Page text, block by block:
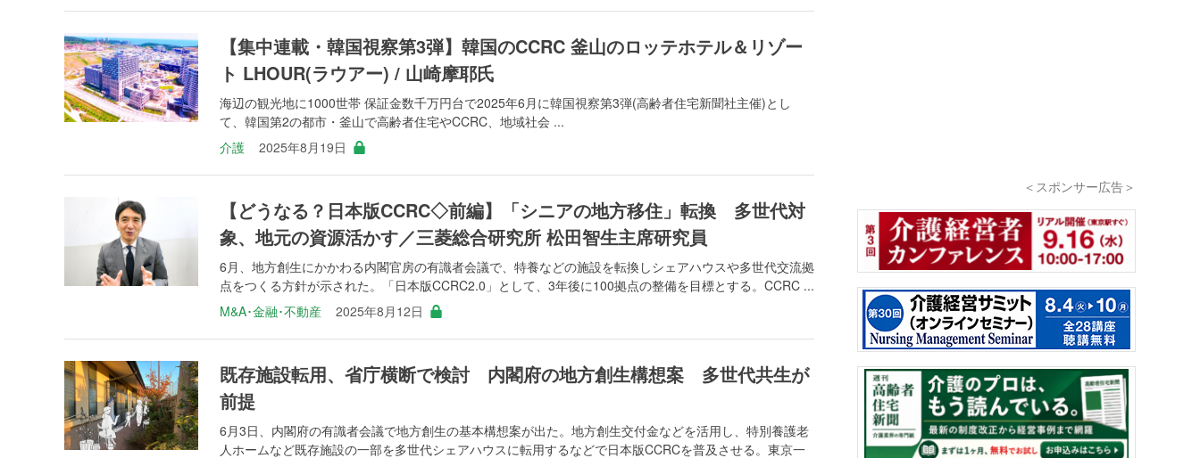
【集中連載・韓国視察第3弾】韓国のCCRC 釜山のロッテホテル＆リゾー
ト LHOUR(ラウアー) / 山崎摩耶氏
海辺の観光地に1000世帯 保証金数千万円台で2025年6月に韓国視察第3弾(高齢者住宅新聞社主催)とし
て、韓国第2の都市・釜山で高齢者住宅やCCRC、地域社会 ...
介護
2025年8月19日
【どうなる？日本版CCRC◇前編】「シニアの地方移住」転換 多世代対
象、地元の資源活かす／三菱総合研究所 松田智生主席研究員
6月、地方創生にかかわる内閣官房の有識者会議で、特養などの施設を転換しシェアハウスや多世代交流拠
点をつくる方針が示された。「日本版CCRC2.0」として、3年後に100拠点の整備を目標とする。CCRC ...
M&A･金融･不動産
2025年8月12日
既存施設転用、省庁横断で検討 内閣府の地方創生構想案 多世代共生が
前提
6月3日、内閣府の有識者会議で地方創生の基本構想案が出た。地方創生交付金などを活用し、特別養護老
人ホームなど既存施設の一部を多世代シェアハウスに転用するなどで日本版CCRCを普及させる。東京一
＜スポンサー広告＞